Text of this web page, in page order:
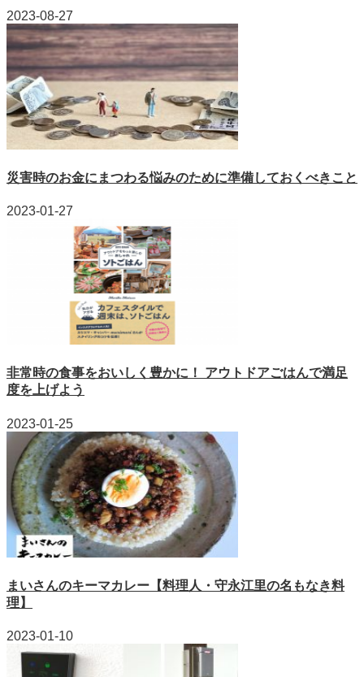
2023-08-27
災害時のお金にまつわる悩みのために準備しておくべきこと
2023-01-27
非常時の食事をおいしく豊かに！ アウトドアごはんで満足
度を上げよう
2023-01-25
まいさんのキーマカレー【料理人・守永江里の名もなき料
理】
2023-01-10